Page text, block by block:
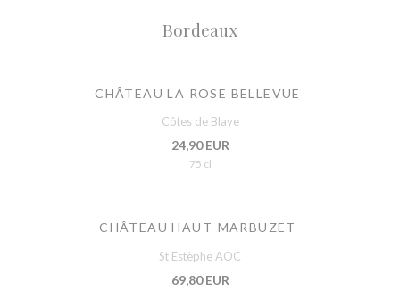
Bordeaux
CHÂTEAU LA ROSE BELLEVUE
Côtes de Blaye
24,90 EUR
75 cl
CHÂTEAU HAUT-MARBUZET
St Estèphe AOC
69,80 EUR